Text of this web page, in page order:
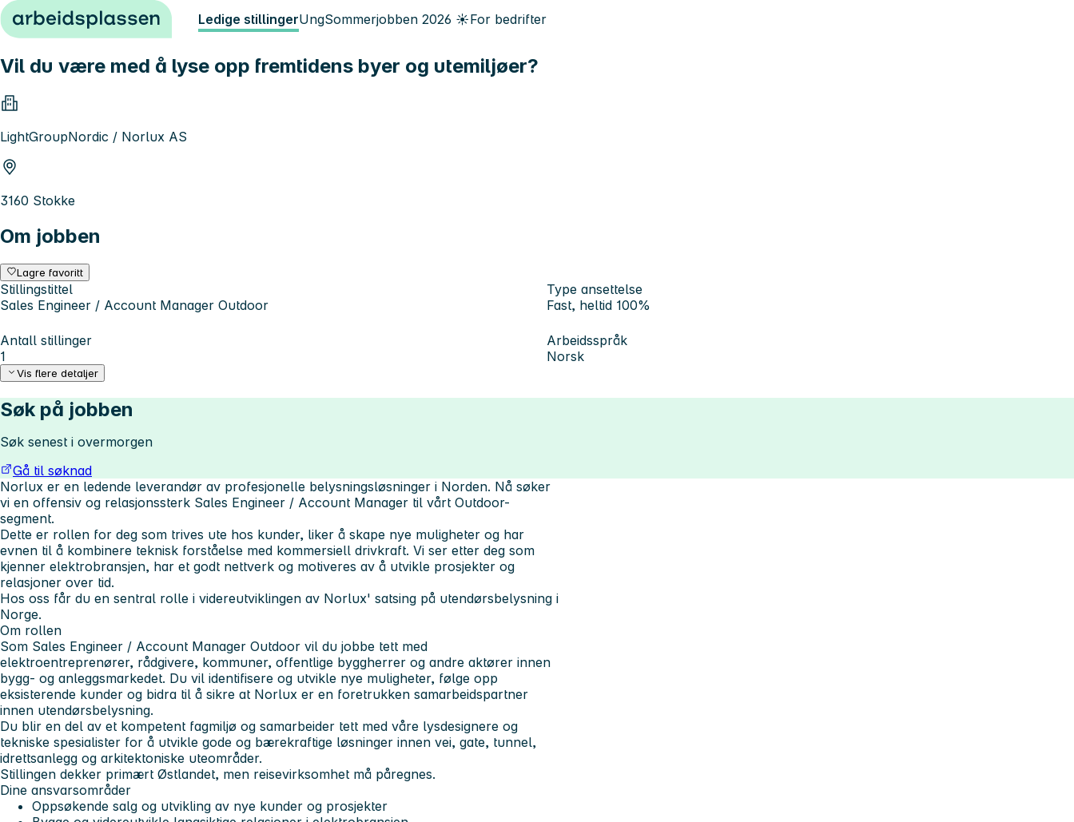
Hopp til innhold Ledige stillingerUngSommerjobben 2026 ☀️For bedrifter
Vil du være med å lyse opp fremtidens byer og utemiljøer?
LightGroupNordic / Norlux AS
3160 Stokke
Om jobben
Lagre favoritt
Stillingstittel
Sales Engineer / Account Manager Outdoor
Type ansettelse
Fast, heltid 100%
Antall stillinger
1
Arbeidsspråk
Norsk
Vis flere detaljer
Søk på jobben
Søk senest i overmorgen
Gå til søknad
Norlux er en ledende leverandør av profesjonelle belysningsløsninger i Norden. Nå søker
vi en offensiv og relasjonssterk Sales Engineer / Account Manager til vårt Outdoor-
segment.
Dette er rollen for deg som trives ute hos kunder, liker å skape nye muligheter og har
evnen til å kombinere teknisk forståelse med kommersiell drivkraft. Vi ser etter deg som
kjenner elektrobransjen, har et godt nettverk og motiveres av å utvikle prosjekter og
relasjoner over tid.
Hos oss får du en sentral rolle i videreutviklingen av Norlux' satsing på utendørsbelysning i
Norge.
Om rollen
Som Sales Engineer / Account Manager Outdoor vil du jobbe tett med
elektroentreprenører, rådgivere, kommuner, offentlige byggherrer og andre aktører innen
bygg- og anleggsmarkedet. Du vil identifisere og utvikle nye muligheter, følge opp
eksisterende kunder og bidra til å sikre at Norlux er en foretrukken samarbeidspartner
innen utendørsbelysning.
Du blir en del av et kompetent fagmiljø og samarbeider tett med våre lysdesignere og
tekniske spesialister for å utvikle gode og bærekraftige løsninger innen vei, gate, tunnel,
idrettsanlegg og arkitektoniske uteområder.
Stillingen dekker primært Østlandet, men reisevirksomhet må påregnes.
Dine ansvarsområder
Oppsøkende salg og utvikling av nye kunder og prosjekter